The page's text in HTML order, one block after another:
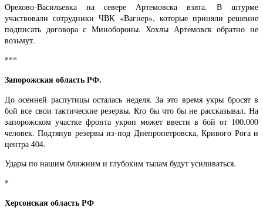
Орехово-Васильевка на севере Артемовска взята. В штурме
участвовали сотрудники ЧВК «Вагнер», которые приняли решение
подписать договора с Минобороны. Хохлы Артемовск обратно не
возьмут.
***
Запорожская область РФ.
До осенней распутицы осталась неделя. За это время укры бросят в
бой все свои тактические резервы. Кто бы что бы не рассказывал. На
запорожском участке фронта укроп может ввести в бой от 100.000
человек. Подтянув резервы из-под Днепропетровска, Кривого Рога и
центра 404.
Удары по нашим ближним и глубоким тылам будут усиливаться.
*
Херсонская область РФ